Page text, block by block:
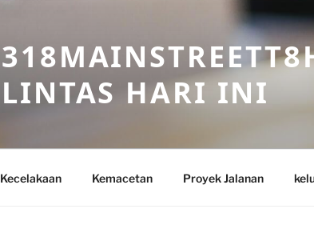
LINTAS HARI INI
Kecelakaan Kemacetan Proyek Jalanan